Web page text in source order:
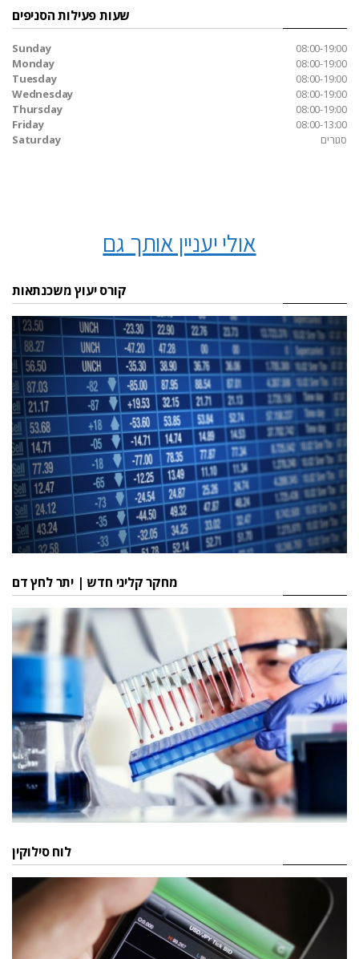
שעות פעילות הסניפים
Sunday
08:00-19:00
Monday
08:00-19:00
Tuesday
08:00-19:00
Wednesday
08:00-19:00
Thursday
08:00-19:00
Friday
08:00-13:00
Saturday
סגורים
אולי יעניין אותך גם
קורס יעוץ משכנתאות
מחקר קליני חדש | יתר לחץ דם
לוח סילוקין